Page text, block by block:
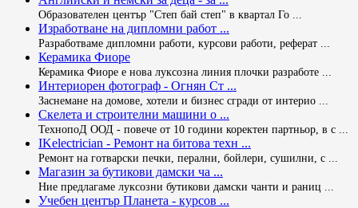
Образователен център "Степ бай степ" в квартал Го ...
Изработване на дипломни работ ...
Разработваме дипломни работи, курсови работи, реферат ...
Керамика Фиоре
Керамика Фиоре е нова луксозна линия плочки разработе ...
Интериорен фотограф - Огнян Ст ...
Заснемане на домове, хотели и бизнес сгради от интерио ...
Скелета и строителни машини о ...
ТехнопоД ООД - повече от 10 години коректен партньор, в с ...
IKelectrician - Ремонт на битова техн ...
Ремонт на готварски печки, перални, бойлери, сушилни, с ...
Магазин за бутикови дамски ча ...
Ние предлагаме луксозни бутикови дамски чанти и раниц ...
Учебен център Планета - курсов ...